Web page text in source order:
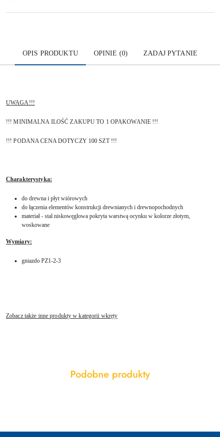
OPIS PRODUKTU OPINIE (0) ZADAJ PYTANIE
UWAGA!!!
!!! MINIMALNA ILOŚĆ ZAKUPU TO 1 OPAKOWANIE !!!
!!! PODANA CENA DOTYCZY 100 SZT !!!
Charakterystyka:
do drewna i płyt wiórowych
do łączenia elementów konstrukcji drewnianych i drewnopochodnych
materiał - stal niskowęglowa pokryta warstwą ocynku w kolorze złotym,
woskowane
Wymiary:
gniazdo PZ1-2-3
Zobacz także inne produkty w kategorii wkręty
Pomiń karuzelę produktów
Produkty
Podobne produkty